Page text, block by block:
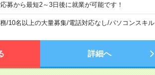
募から最短2～3日後に就業が可能です！
/10名以上の大量募集/電話対応なし/パソコンスキル
詳細へ